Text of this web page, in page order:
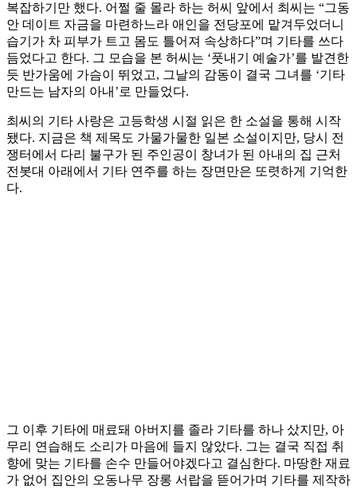
복잡하기만 했다. 어쩔 줄 몰라 하는 허씨 앞에서 최씨는 “그동
안 데이트 자금을 마련하느라 애인을 전당포에 맡겨두었더니
습기가 차 피부가 트고 몸도 틀어져 속상하다”며 기타를 쓰다
듬었다고 한다. 그 모습을 본 허씨는 ‘풋내기 예술가’를 발견한
듯 반가움에 가슴이 뛰었고, 그날의 감동이 결국 그녀를 ‘기타
만드는 남자의 아내’로 만들었다.
최씨의 기타 사랑은 고등학생 시절 읽은 한 소설을 통해 시작
됐다. 지금은 책 제목도 가물가물한 일본 소설이지만, 당시 전
쟁터에서 다리 불구가 된 주인공이 창녀가 된 아내의 집 근처
전봇대 아래에서 기타 연주를 하는 장면만은 또렷하게 기억한
다.
그 이후 기타에 매료돼 아버지를 졸라 기타를 하나 샀지만, 아
무리 연습해도 소리가 마음에 들지 않았다. 그는 결국 직접 취
향에 맞는 기타를 손수 만들어야겠다고 결심한다. 마땅한 재료
가 없어 집안의 오동나무 장롱 서랍을 뜯어가며 기타를 제작하